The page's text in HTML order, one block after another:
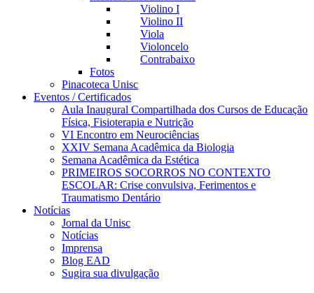
Violino I
Violino II
Viola
Violoncelo
Contrabaixo
Fotos
Pinacoteca Unisc
Eventos / Certificados
Aula Inaugural Compartilhada dos Cursos de Educação
Física, Fisioterapia e Nutrição
VI Encontro em Neurociências
XXIV Semana Acadêmica da Biologia
Semana Acadêmica da Estética
PRIMEIROS SOCORROS NO CONTEXTO
ESCOLAR: Crise convulsiva, Ferimentos e
Traumatismo Dentário
Notícias
Jornal da Unisc
Notícias
Imprensa
Blog EAD
Sugira sua divulgação